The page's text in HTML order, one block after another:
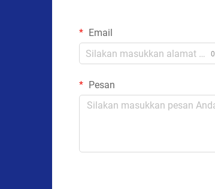
Email
Pesan